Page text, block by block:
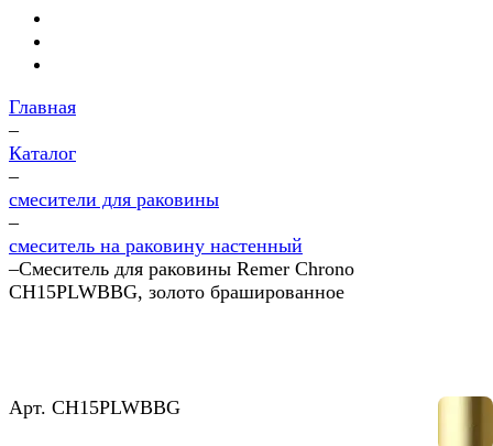
Главная
–
Каталог
–
смесители для раковины
–
смеситель на раковину настенный
–Смеситель для раковины Remer Chrono
CH15PLWBBG, золото брашированное
Арт. CH15PLWBBG